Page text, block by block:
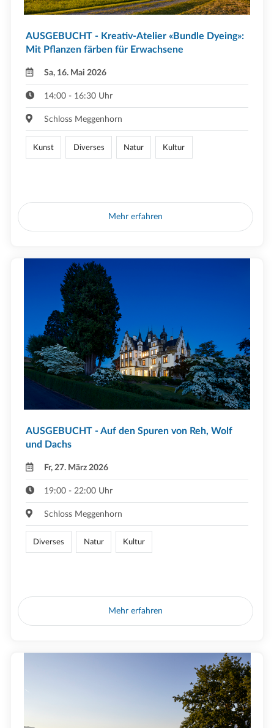
AUSGEBUCHT - Kreativ-Atelier «Bundle Dyeing»:
Mit Pflanzen färben für Erwachsene
Sa, 16. Mai 2026
14:00 - 16:30 Uhr
Schloss Meggenhorn
Kunst Diverses Natur Kultur
Mehr erfahren
AUSGEBUCHT - Auf den Spuren von Reh, Wolf
und Dachs
Fr, 27. März 2026
19:00 - 22:00 Uhr
Schloss Meggenhorn
Diverses Natur Kultur
Mehr erfahren